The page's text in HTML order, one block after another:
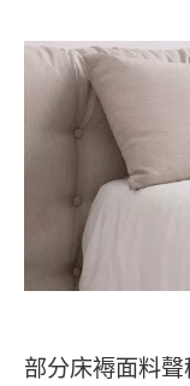
部分床褥面料